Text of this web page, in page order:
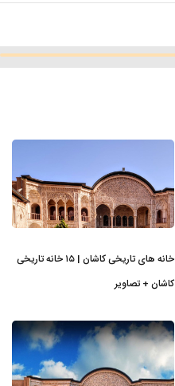
خانه های تاریخی کاشان | ۱۵ خانه تاریخی
کاشان + تصاویر